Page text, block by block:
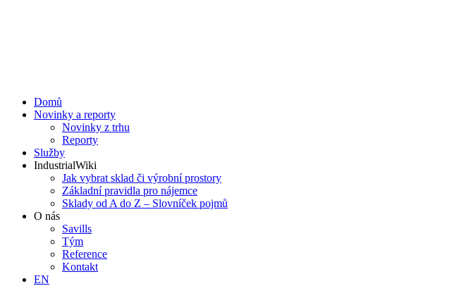
Domů
Novinky a reporty
Novinky z trhu
Reporty
Služby
IndustrialWiki
Jak vybrat sklad či výrobní prostory
Základní pravidla pro nájemce
Sklady od A do Z – Slovníček pojmů
O nás
Savills
Tým
Reference
Kontakt​
EN